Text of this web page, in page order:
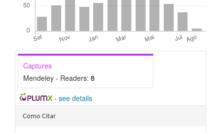
Captures
Mendeley - Readers: 8
- see details
Detalhes
Como Citar